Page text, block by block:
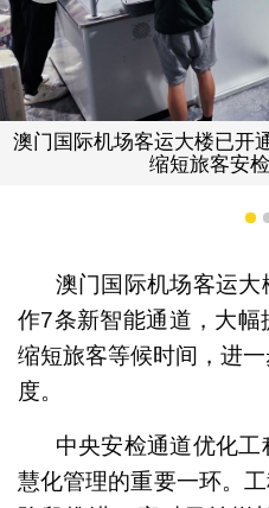
7条新智能安检通道，有效
1
澳门国际机场客运
作7条新智能通道，大幅
缩短旅客等候时间，进
度。
中央安检通道优化
慧化管理的重要一环。